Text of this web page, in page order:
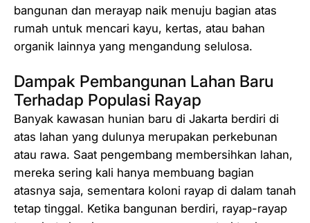
bangunan dan merayap naik menuju bagian atas
rumah untuk mencari kayu, kertas, atau bahan
organik lainnya yang mengandung selulosa.
Dampak Pembangunan Lahan Baru
Terhadap Populasi Rayap
Banyak kawasan hunian baru di Jakarta berdiri di
atas lahan yang dulunya merupakan perkebunan
atau rawa. Saat pengembang membersihkan lahan,
mereka sering kali hanya membuang bagian
atasnya saja, sementara koloni rayap di dalam tanah
tetap tinggal. Ketika bangunan berdiri, rayap-rayap